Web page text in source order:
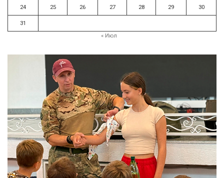
24 25 26 27 28 29 30
31
« Июл